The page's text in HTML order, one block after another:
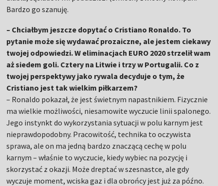
Bardzo go szanuję.
– Chciałbym jeszcze dopytać o Cristiano Ronaldo. To
pytanie może się wydawać prozaiczne, ale jestem ciekawy
twojej odpowiedzi. W eliminacjach EURO 2020 strzelił wam
aż siedem goli. Cztery na Litwie i trzy w Portugalii. Co z
twojej perspektywy jako rywala decyduje o tym, że
Cristiano jest tak wielkim piłkarzem?
– Ronaldo pokazał, że jest świetnym napastnikiem. Fizycznie
ma wielkie możliwości, niesamowite wyczucie linii spalonego.
Jego instynkt do wykorzystania sytuacji w polu karnym jest
nieprawdopodobny. Pracowitość, technika to oczywista
sprawa, ale on ma jedną bardzo znaczącą cechę w polu
karnym – właśnie to wyczucie, kiedy wybiec na pozycję i
skorzystać z okazji. Może dreptać w szesnastce, ale gdy
wyczuje moment, wciska gaz i dla obrońcy jest już za późno.